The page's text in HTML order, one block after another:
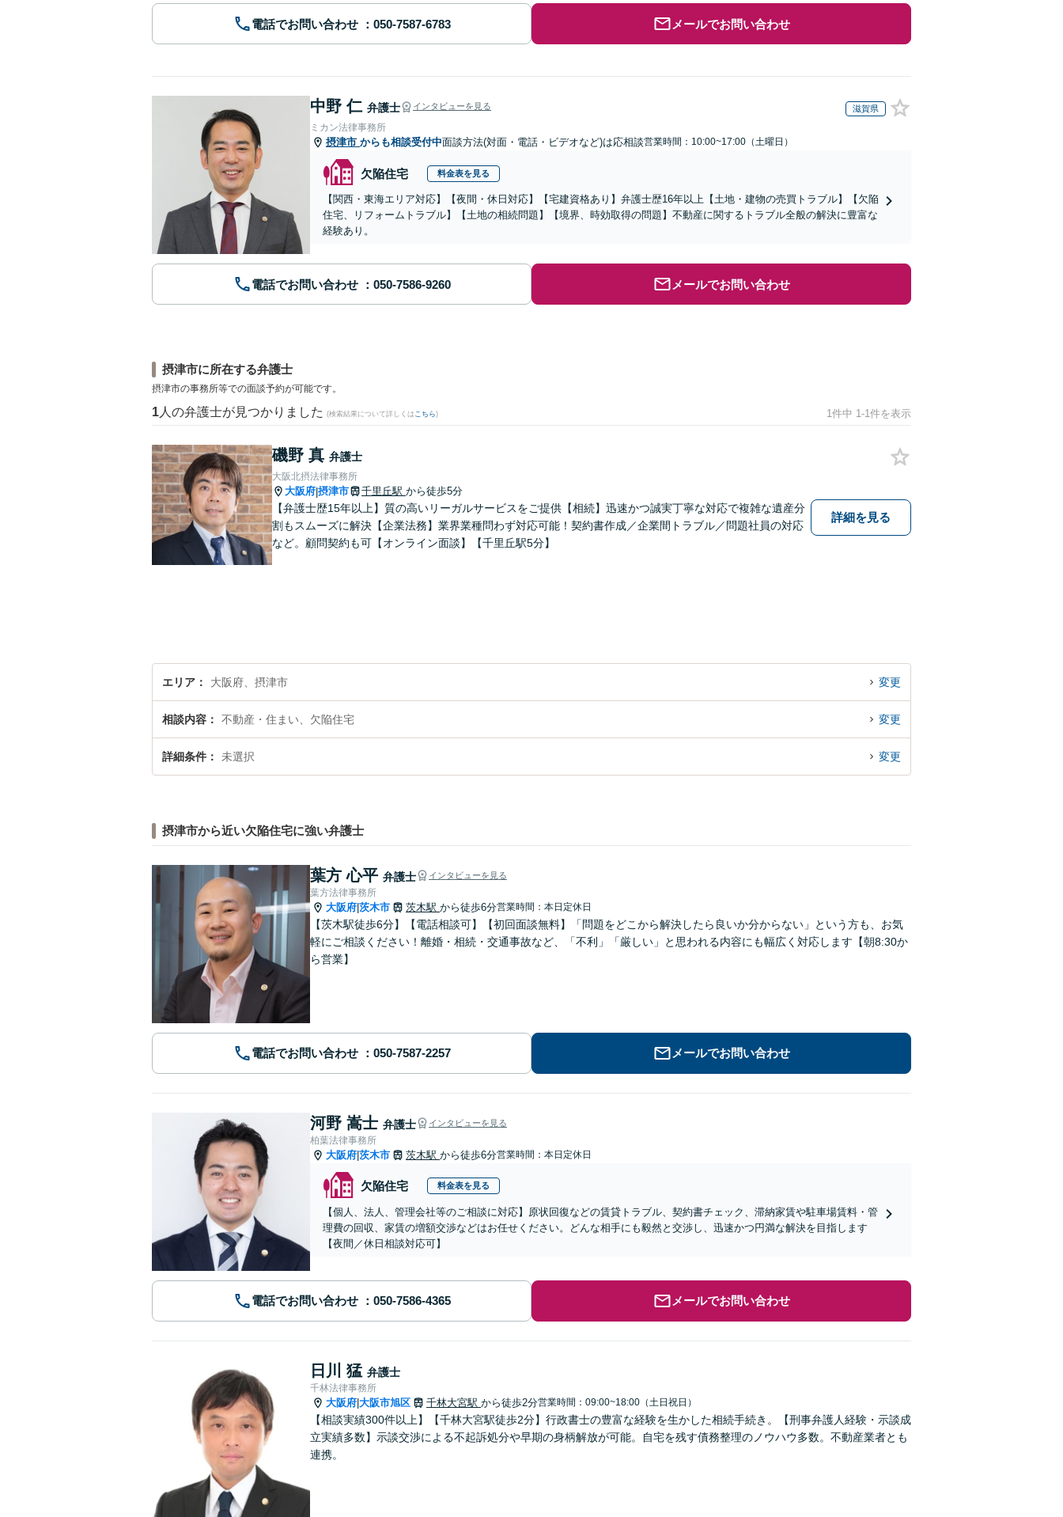
電話でお問い合わせ メールでお問い合わせ
中野 仁 弁護士 インタビューを見る 滋賀県
ミカン法律事務所
摂津市 からも相談受付中面談方法(対面・電話・ビデオなど)は応相談営業時間：10:00~17:00（土曜日）
欠陥住宅 料金表を見る
【関西・東海エリア対応】【夜間・休日対応】【宅建資格あり】弁護士歴16年以上【土地・建物の売買トラブル】【欠陥
住宅、リフォームトラブル】【土地の相続問題】【境界、時効取得の問題】不動産に関するトラブル全般の解決に豊富な
経験あり。
電話でお問い合わせ メールでお問い合わせ
摂津市に所在する弁護士
摂津市の事務所等での面談予約が可能です。
1 人の弁護士が見つかりました (検索結果について詳しくは こちら) 1件中 1-1件を表示
磯野 真 弁護士
大阪北摂法律事務所
大阪府|摂津市 千里丘駅 から徒歩5分
【弁護士歴15年以上】質の高いリーガルサービスをご提供【相続】迅速かつ誠実丁寧な対応で複雑な遺産分
割もスムーズに解決【企業法務】業界業種問わず対応可能！契約書作成／企業間トラブル／問題社員の対応
など。顧問契約も可【オンライン面談】【千里丘駅5分】
詳細を見る
エリア 大阪府、摂津市 変更
相談内容 不動産・住まい、欠陥住宅 変更
詳細条件 未選択 変更
摂津市から近い欠陥住宅に強い弁護士
葉方 心平 弁護士 インタビューを見る
葉方法律事務所
大阪府 茨木市 茨木駅 から徒歩6分営業時間：本日定休日
【茨木駅徒歩6分】【電話相談可】【初回面談無料】「問題をどこから解決したら良いか分からない」という方も、お気
軽にご相談ください！離婚・相続・交通事故など、「不利」「厳しい」と思われる内容にも幅広く対応します【朝8:30か
ら営業】
電話でお問い合わせ メールでお問い合わせ
河野 嵩士 弁護士 インタビューを見る
柏葉法律事務所
大阪府 茨木市 茨木駅 から徒歩6分営業時間：本日定休日
欠陥住宅 料金表を見る
【個人、法人、管理会社等のご相談に対応】原状回復などの賃貸トラブル、契約書チェック、滞納家賃や駐車場賃料・管
理費の回収、家賃の増額交渉などはお任せください。どんな相手にも毅然と交渉し、迅速かつ円満な解決を目指します
【夜間／休日相談対応可】
電話でお問い合わせ メールでお問い合わせ
日川 猛 弁護士
千林法律事務所
大阪府 大阪市旭区 千林大宮駅 から徒歩2分営業時間：09:00~18:00（土日祝日）
【相談実績300件以上】【千林大宮駅徒歩2分】行政書士の豊富な経験を生かした相続手続き。【刑事弁護人経験・示談成
立実績多数】示談交渉による不起訴処分や早期の身柄解放が可能。自宅を残す債務整理のノウハウ多数。不動産業者とも
連携。